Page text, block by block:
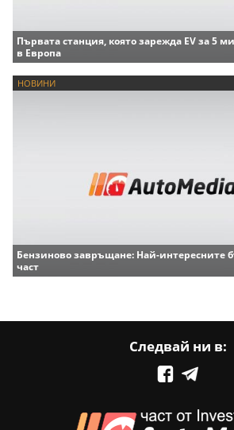
Първата станция, която зарежда EV за 5
в Европа
НОВИНИ
Бензиново завръщане: Най-интересните
част
Следвай ни в: